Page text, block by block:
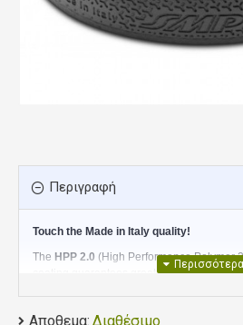
Περιγραφή
Touch the Made in Italy quality!
The HPP 2.0 (High Performance Polymer
coating guarantees great durability and a
The inner layer in self-modeling Gel offers
Αποθεμα: Διαθέσιμο